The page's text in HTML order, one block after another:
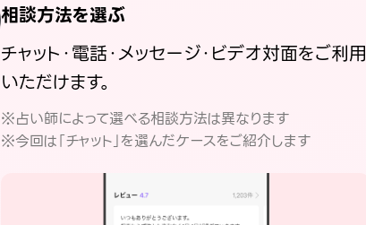
相談方法を選ぶ
チャット・電話・メッセージ・ビデオ対面をご利用
いただけます。
※占い師によって選べる相談方法は異なります
※今回は「チャット」を選んだケースをご紹介します